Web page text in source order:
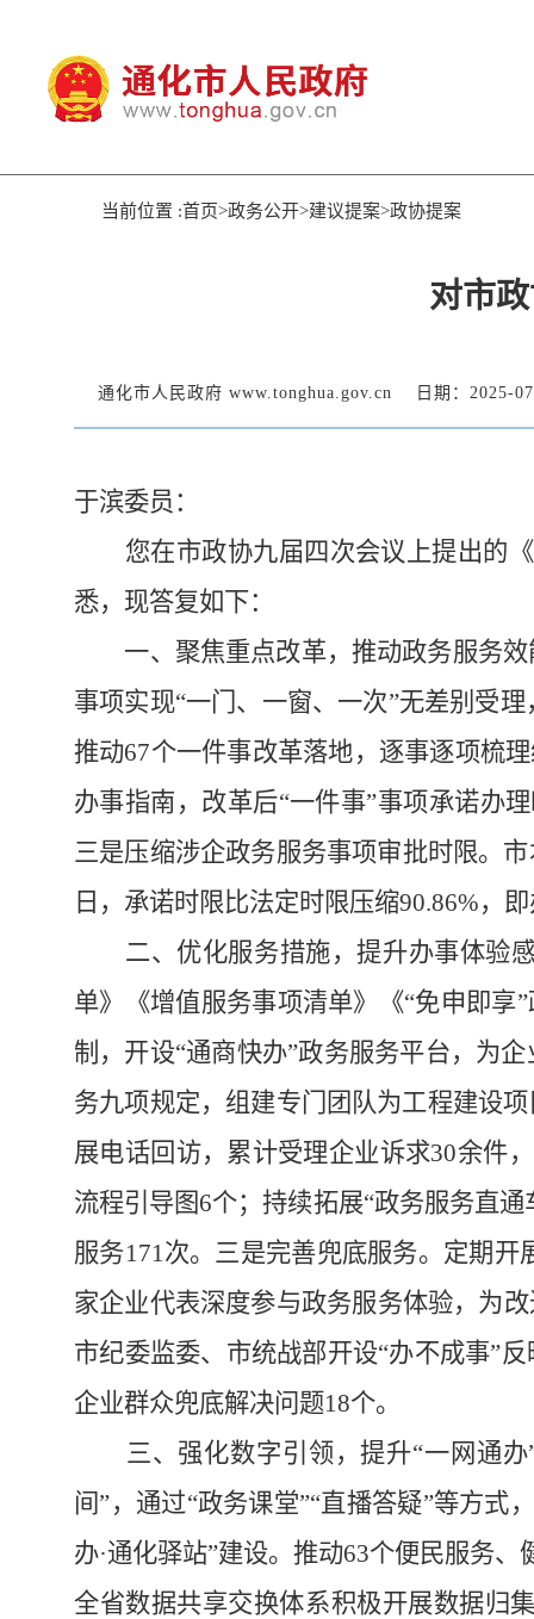
当前位置 :首页>政务公开>建议提案>政协提案
对市
通化市人民政府 www.tonghua.gov.cn 日期：2025-
于滨委员：
您在市政协九届 四 次会议上提出的
悉，现答复如下：
一、聚焦重点改革，推动政务服务
事项实现“一门、一窗、一次”无差别受
推动67个一件事改革落地，逐事逐项梳
办事指南，改革后“一件事”事项承诺办
三是压缩涉企政务服务事项审批时限。
日，承诺时限比法定时限压缩90.86%，
二、优化服务措施，提升办事体验
单》《增值服务事项清单》《“免申即享
制，开设“通商快办”政务服务平台，为
务九项规定，组建专门团队为工程建设
展电话回访，累计受理企业诉求30余件
流程引导图6个；持续拓展“政务服务直
服务171次。 三是完善兜底服务。定期开
家企业代表深度参与政务服务体验，为
市纪委监委、市统战部开设“办不成事”
企业群众兜底解决问题18个。
三、强化数字引领，提升“一网通
间”，通过“政务课堂”“直播答疑”等方
办·通化驿站”建设。推动63个便民服务
全省数据共享交换体系积极开展数据归